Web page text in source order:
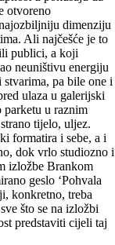
otvoreno
dimenziju
Ali najčešće je to
publici, a koji
neuništivu energiju
pa bile one i
ulaza u galerijski
parketu u raznim
tijelo, uljez.
formatira i sebe, a i
dok vrlo studiozno i
izložbe Brankom
geslo ‘Pohvala
konkretno, treba
što se na izložbi
predstaviti cijeli taj